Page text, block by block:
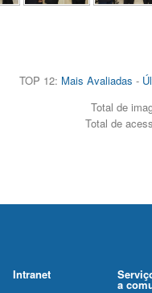
TOP 12: Mais Avaliadas -
Total de
Total de
Intranet
a